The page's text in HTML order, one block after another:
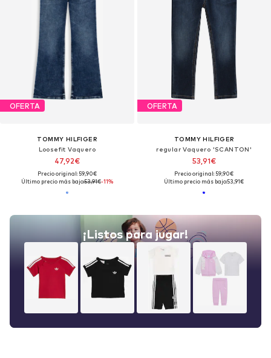
OFERTA
TOMMY HILFIGER
Loosefit Vaquero
47,92€
Precio original: 59,90€
Último precio más bajo:53,91€-11%
¡Listos para jugar!
OFERTA
TOMMY HILFIGER
regular Vaquero 'SCANTON'
53,91€
Precio original: 59,90€
Último precio más bajo:53,91€